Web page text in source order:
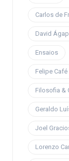
Carlos de
David
Ensaios
Felipe Café
Filosofia &
Geraldo
Joel
Lorenzo